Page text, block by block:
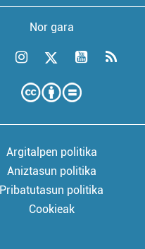
Nor gara
Argitalpen politika
Aniztasun politika
Pribatutasun politika
Cookieak